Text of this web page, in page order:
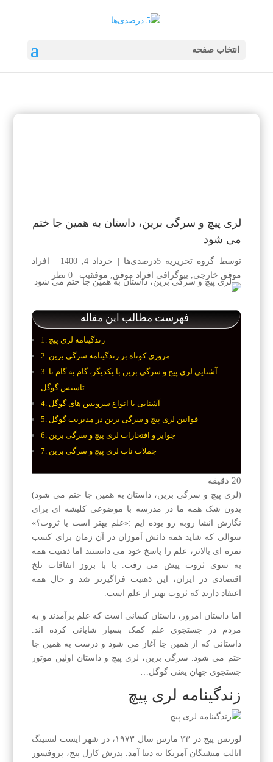
انتخاب صفحه
لری پیچ و سرگی برین، داستان به همین جا ختم
می شود
توسط گروه تحریریه 5درصدی‌ها خرداد 4, 1400
افراد
موفق خارجی, بیوگرافی افراد موفق, موفقیت |0 نظر
فهرست مطالب این مقاله
زندگینامه لری پیچ
مروری کوتاه بر زندگینامه سرگی برین
آشنایی لری پیچ و سرگی برین با یکدیگر، گام به گام تا
تاسیس گوگل
آشنایی با انواع سرویس های گوگل
قوانین لری پیچ و سرگی برین در مدیریت گوگل
جوایز و افتخارات لری پیچ و سرگی برین
جملات ناب لری پیچ و سرگی برین
20 دقیقه
(لری پیچ و سرگی برین، داستان به همین جا ختم می شود)
بدون شک همه ما در مدرسه با موضوعی کلیشه ای برای
نگارش انشا روبه رو بوده ایم :«علم بهتر است یا ثروت؟»
سوالی که شاید همه دانش آموزان در آن زمان برای کسب
نمره ای بالاتر، علم را پاسخ خود می دانستند اما ذهنیت همه
به سوی ثروت پیش می رفت. با با بروز اتفاقات تلخ
اقتصادی در ایران، این ذهنیت فراگیرتر شد و حال همه
اعتقاد دارند که ثروت بهتر از علم است.
اما داستان امروز، داستان کسانی است که علم برآمدند و به
مردم در جستجوی علم کمک بسیار شایانی کرده اند.
داستانی که از همین جا آغاز می شود و درست به همین جا
ختم می شود. سرگی برین، لری پیچ و داستان اولین موتور
جستجوی جهان یعنی گوگل…
زندگینامه لری پیچ
لورنس پیج در ۲۳ مارس سال ۱۹۷۳، در شهر ایست لنسینگ
ایالت میشیگان آمریکا به دنیا آمد. پدرش کارل پیج، پروفسور